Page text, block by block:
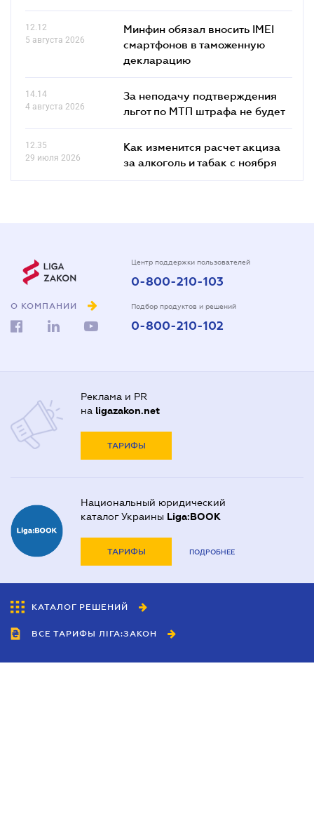
12.12
5 августа 2026
Минфин обязал вносить IMEI
смартфонов в таможенную
декларацию
14.14
4 августа 2026
За неподачу подтверждения
льгот по МТП штрафа не будет
12.35
29 июля 2026
Как изменится расчет акциза
за алкоголь и табак с ноября
О КОМПАНИИ
Центр поддержки пользователей
0-800-210-103
Подбор продуктов и решений
0-800-210-102
Реклама и PR
на ligazakon.net
ТАРИФЫ
Национальный юридический
каталог Украины Liga:BOOK
ТАРИФЫ ПОДРОБНЕЕ
КАТАЛОГ РЕШЕНИЙ
ВСЕ ТАРИФЫ ЛІГА:ЗАКОН